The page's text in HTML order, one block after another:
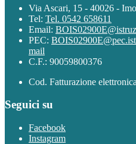
Via Ascari, 15 - 40026 -
Tel: Tel. 0542 658611
Email:
PEC:
mail
C.F.: 90059800376
Cod. Fatturazione
Seguici su
Facebook
Instagram